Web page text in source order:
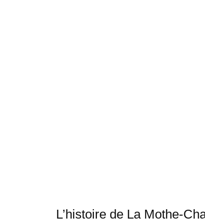
L’histoire de La Mothe-